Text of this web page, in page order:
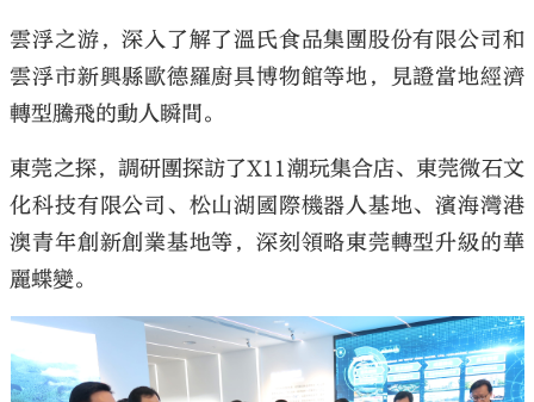
雲浮之游，深入了解了溫氏食品集團股份有限公司和
雲浮市新興縣歐德羅廚具博物館等地，見證當地經濟
轉型騰飛的動人瞬間。
東莞之探，調研團探訪了X11潮玩集合店、東莞微石文
化科技有限公司、松山湖國際機器人基地、濱海灣港
澳青年創新創業基地等，深刻領略東莞轉型升級的華
麗蝶變。